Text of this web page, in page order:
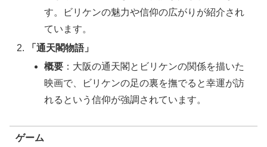
す。ビリケンの魅力や信仰の広がりが紹介され
ています。
「通天閣物語」
概要 ：大阪の通天閣とビリケンの関係を描いた
映画で、ビリケンの足の裏を撫でると幸運が訪
れるという信仰が強調されています。
ゲーム